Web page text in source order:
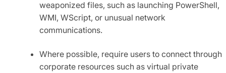
weaponized files, such as launching PowerShell,
WMI, WScript, or unusual network
communications.
Where possible, require users to connect through
corporate resources such as virtual private